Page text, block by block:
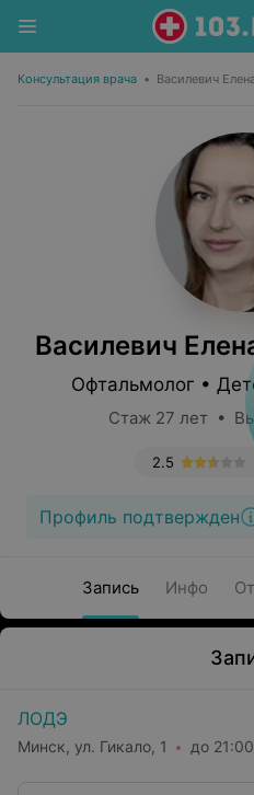
Консультация врача • Василевич
Василевич
Офтальмолог •
Стаж 27 лет •
2.5
Профиль подтвержден
Запись Инфо
ЛОДЭ
Минск, ул. Гикало, 1 до 21:00